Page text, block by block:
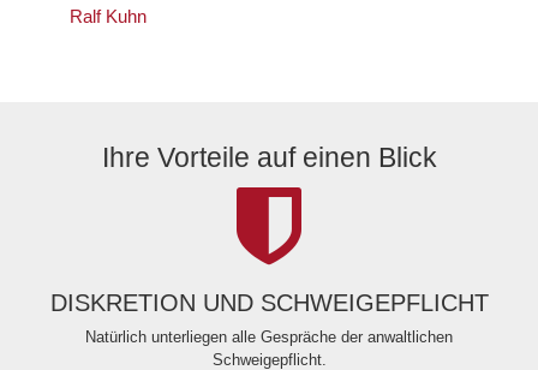
Ralf Kuhn
Ihre Vorteile auf einen Blick
DISKRETION UND SCHWEIGEPFLICHT
Natürlich unterliegen alle Gespräche der anwaltlichen
Schweigepflicht.